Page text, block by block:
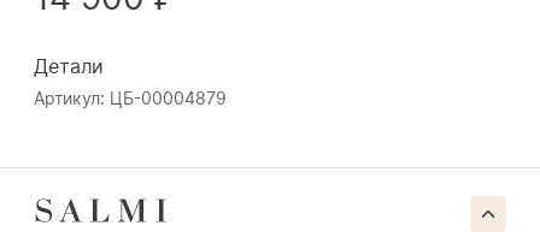
Детали
Артикул: ЦБ-00004879